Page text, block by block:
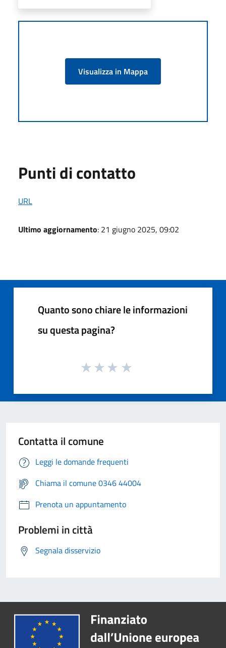
Visualizza in Mappa
Punti di contatto
URL
Ultimo aggiornamento: 21 giugno 2025, 09:02
Quanto sono chiare le informazioni
su questa pagina?
Contatta il comune
Leggi le domande frequenti
Chiama il comune 0346 44004
Prenota un appuntamento
Problemi in città
Segnala disservizio